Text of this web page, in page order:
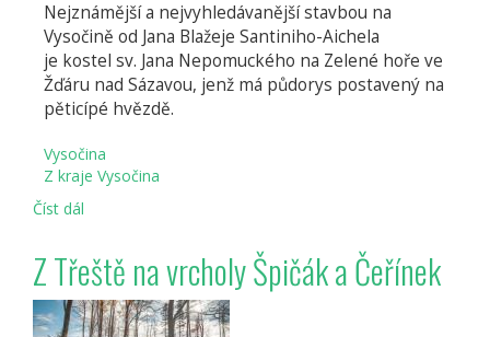
Nejznámější a nejvyhledávanější stavbou na
Vysočině od Jana Blažeje Santiniho-Aichela
je kostel sv. Jana Nepomuckého na Zelené hoře ve
Žďáru nad Sázavou, jenž má půdorys postavený na
pěticípé hvězdě.
Vysočina
Z kraje Vysočina
Číst dál
Z Třeště na vrcholy Špičák a Čeřínek